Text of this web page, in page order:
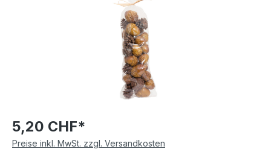
5,20 CHF*
Preise inkl. MwSt. zzgl. Versandkosten